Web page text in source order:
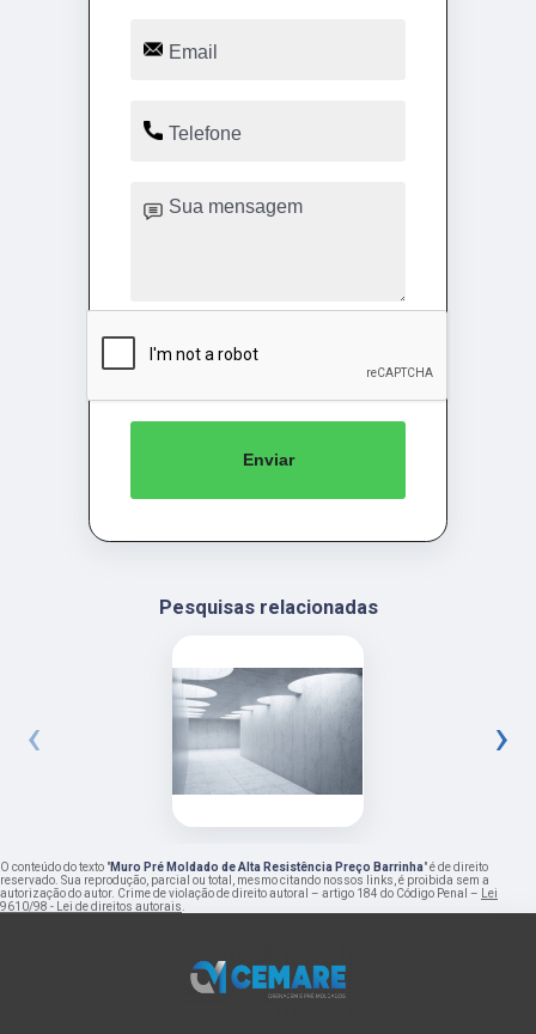
Enviar
Pesquisas relacionadas
‹ ›
O conteúdo do texto "Muro Pré Moldado de Alta Resistência Preço Barrinha" é de direito
reservado. Sua reprodução, parcial ou total, mesmo citando nossos links, é proibida sem a
autorização do autor. Crime de violação de direito autoral – artigo 184 do Código Penal –
Lei
9610/98 - Lei de direitos autorais